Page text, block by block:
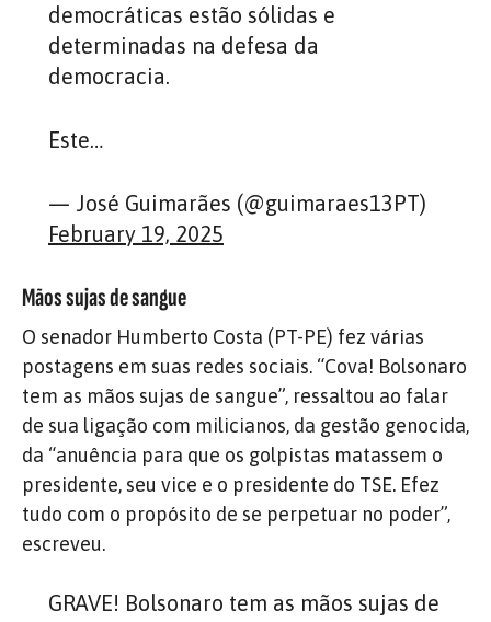
democráticas estão sólidas e
determinadas na defesa da
democracia.
Este…
— José Guimarães (@guimaraes13PT)
February 19, 2025
Mãos sujas de sangue
O senador Humberto Costa (PT-PE) fez várias
postagens em suas redes sociais. “Cova! Bolsonaro
tem as mãos sujas de sangue”, ressaltou ao falar
de sua ligação com milicianos, da gestão genocida,
da “anuência para que os golpistas matassem o
presidente, seu vice e o presidente do TSE. Efez
tudo com o propósito de se perpetuar no poder”,
escreveu.
GRAVE! Bolsonaro tem as mãos sujas de